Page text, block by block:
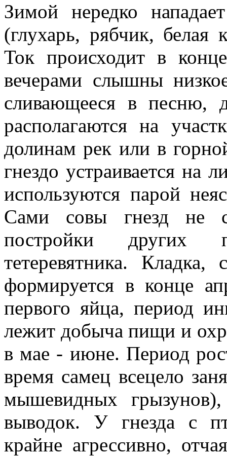
Зимой нередко
(глухарь, рябчик, белая
Ток происходит в
вечерами слышны
сливающееся в песню,
располагаются на
долинам рек или в
гнездо устраивается на
используются парой
Сами совы гнезд не
постройки других
тетеревятника.
формируется в конце
первого яйца, период
лежит добыча пищи и
в мае - июне. Период
время самец всецело
мышевидных
выводок. У гнезда с
крайне агрессивно,